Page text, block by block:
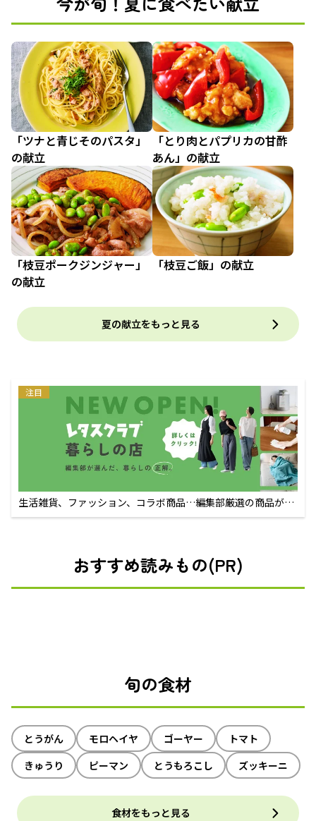
「ツナと青じそのパスタ」
の献立
「とり肉とパプリカの甘酢
あん」の献立
「枝豆ポークジンジャー」
の献立
「枝豆ご飯」の献立
夏の献立をもっと見る
注目
生活雑貨、ファッション、コラボ商品…編集部厳選の商品が買
えるECサイト
おすすめ読みもの(PR)
旬の食材
とうがん モロヘイヤ ゴーヤー
トマト
きゅうり
ピーマン とうもろこし ズッキーニ
食材をもっと見る